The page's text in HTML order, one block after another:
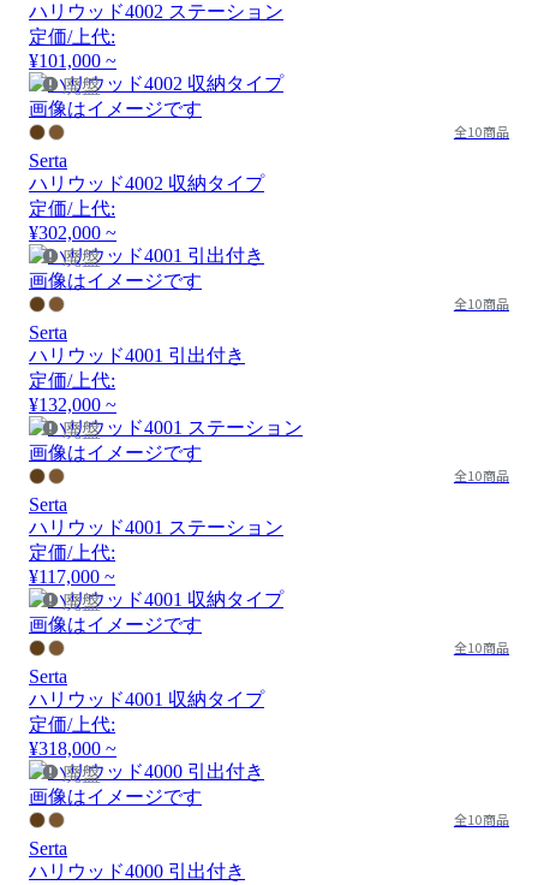
ハリウッド4002 ステーション
定価/上代:
¥101,000 ~
廃盤
画像はイメージです
全10商品
Serta
ハリウッド4002 収納タイプ
定価/上代:
¥302,000 ~
廃盤
画像はイメージです
全10商品
Serta
ハリウッド4001 引出付き
定価/上代:
¥132,000 ~
廃盤
画像はイメージです
全10商品
Serta
ハリウッド4001 ステーション
定価/上代:
¥117,000 ~
廃盤
画像はイメージです
全10商品
Serta
ハリウッド4001 収納タイプ
定価/上代:
¥318,000 ~
廃盤
画像はイメージです
全10商品
Serta
ハリウッド4000 引出付き